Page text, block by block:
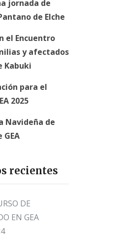
jornada de
de Elche
el Encuentro
y afectados
Kabuki
para el
2025
Navideña de
GEA
recientes
DE
EN GEA